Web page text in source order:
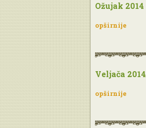
Ožujak 2014
opširnije
Veljača 2014
opširnije